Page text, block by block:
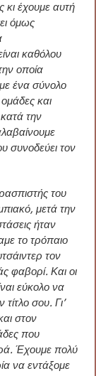
κι έχουμε αυτή
όμως
καθόλου
οποία
ένα σύνολο
και
την
συνοδεύει τον
του
μετά την
ήταν
το τρόπαιο
τον
φαβορί. Και οι
εύκολο να
σου. Γι’
στον
που
Έχουμε πολύ
να εντάξομε